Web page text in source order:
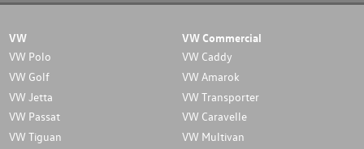
VW
VW Polo
VW Golf
VW Jetta
VW Passat
VW Tiguan
VW Commercial
VW Caddy
VW Amarok
VW Transporter
VW Caravelle
VW Multivan